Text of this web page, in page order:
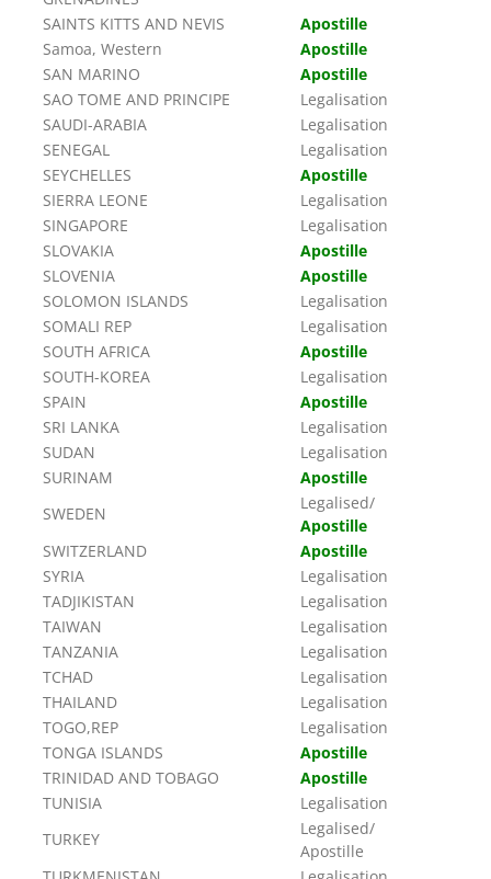
SAINTS KITTS AND NEVIS
Apostille
Samoa, Western
Apostille
SAN MARINO
Apostille
SAO TOME AND PRINCIPE
Legalisation
SAUDI-ARABIA
Legalisation
SENEGAL
Legalisation
SEYCHELLES
Apostille
SIERRA LEONE
Legalisation
SINGAPORE
Legalisation
SLOVAKIA
Apostille
SLOVENIA
Apostille
SOLOMON ISLANDS
Legalisation
SOMALI REP
Legalisation
SOUTH AFRICA
Apostille
SOUTH-KOREA
Legalisation
SPAIN
Apostille
SRI LANKA
Legalisation
SUDAN
Legalisation
SURINAM
Apostille
SWEDEN
Legalised/
Apostille
SWITZERLAND
Apostille
SYRIA
Legalisation
TADJIKISTAN
Legalisation
TAIWAN
Legalisation
TANZANIA
Legalisation
TCHAD
Legalisation
THAILAND
Legalisation
TOGO,REP
Legalisation
TONGA ISLANDS
Apostille
TRINIDAD AND TOBAGO
Apostille
TUNISIA
Legalisation
TURKEY
Legalised/
Apostille